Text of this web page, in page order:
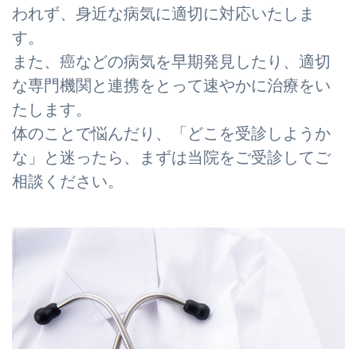
われず、身近な病気に適切に対応いたしま
す。
また、癌などの病気を早期発見したり、適切
な専門機関と連携をとって速やかに治療をい
たします。
体のことで悩んだり、「どこを受診しようか
な」と迷ったら、まずは当院をご受診してご
相談ください。